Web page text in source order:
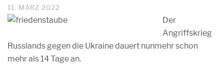
11. MÄRZ 2022
Der
Angriffskrieg
Russlands gegen die Ukraine dauert nunmehr schon
mehr als 14 Tage an.